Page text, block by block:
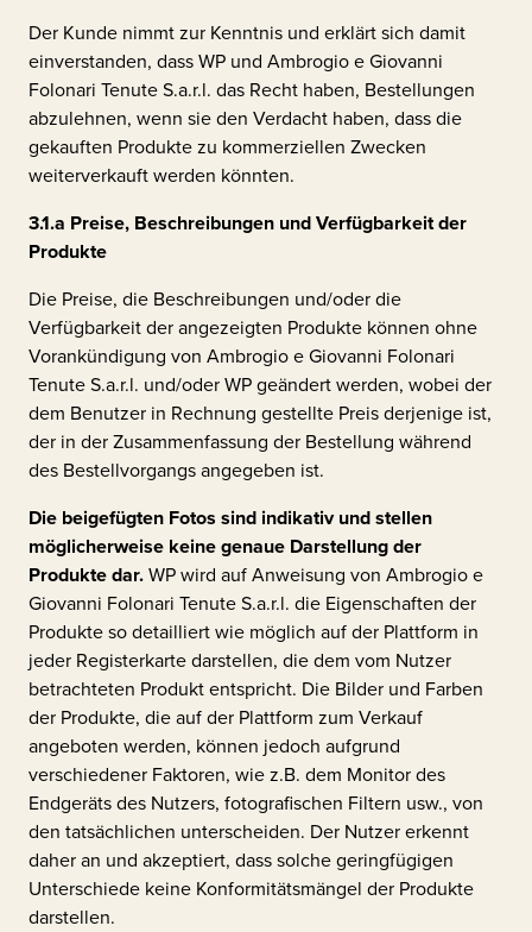
Der Kunde nimmt zur Kenntnis und erklärt sich damit
einverstanden, dass WP und Ambrogio e Giovanni
Folonari Tenute S.a.r.l. das Recht haben, Bestellungen
abzulehnen, wenn sie den Verdacht haben, dass die
gekauften Produkte zu kommerziellen Zwecken
weiterverkauft werden könnten.
3.1.a Preise, Beschreibungen und Verfügbarkeit der
Produkte
Die Preise, die Beschreibungen und/oder die
Verfügbarkeit der angezeigten Produkte können ohne
Vorankündigung von Ambrogio e Giovanni Folonari
Tenute S.a.r.l. und/oder WP geändert werden, wobei der
dem Benutzer in Rechnung gestellte Preis derjenige ist,
der in der Zusammenfassung der Bestellung während
des Bestellvorgangs angegeben ist.
Die beigefügten Fotos sind indikativ und stellen
möglicherweise keine genaue Darstellung der
Produkte dar.WP wird auf Anweisung von Ambrogio e
Giovanni Folonari Tenute S.a.r.l. die Eigenschaften der
Produkte so detailliert wie möglich auf der Plattform in
jeder Registerkarte darstellen, die dem vom Nutzer
betrachteten Produkt entspricht. Die Bilder und Farben
der Produkte, die auf der Plattform zum Verkauf
angeboten werden, können jedoch aufgrund
verschiedener Faktoren, wie z.B. dem Monitor des
Endgeräts des Nutzers, fotografischen Filtern usw., von
den tatsächlichen unterscheiden. Der Nutzer erkennt
daher an und akzeptiert, dass solche geringfügigen
Unterschiede keine Konformitätsmängel der Produkte
darstellen.